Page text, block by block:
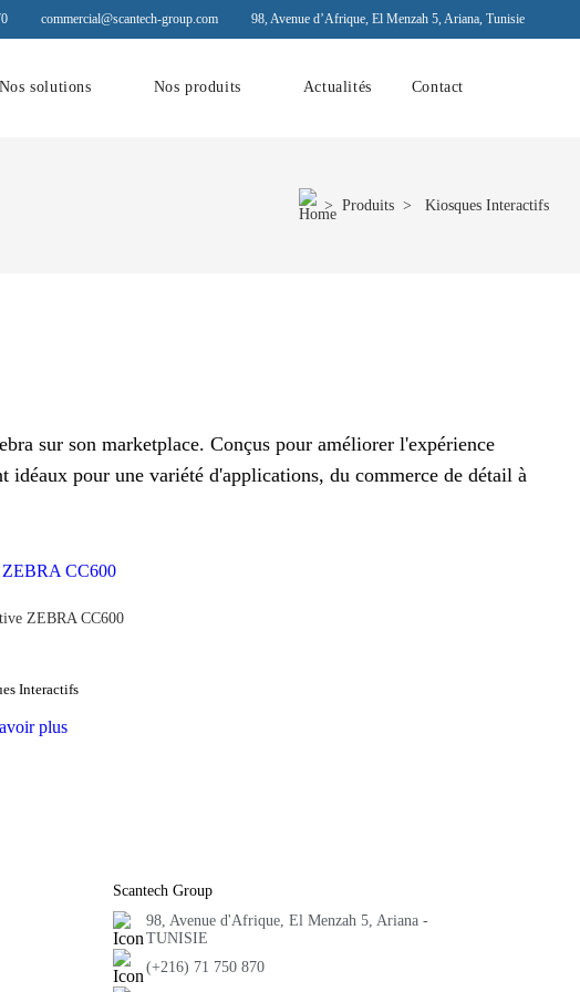
commercial@scantech-group.com 98, Avenue d’Afrique, El Menzah 5, Ariana, Tunisie
Nos solutions Nos produits Actualités Contact
> Produits > Kiosques Interactifs
sur son marketplace. Conçus pour améliorer l'expérience
pour une variété d'applications, du commerce de détail à
ZEBRA CC600
Interactifs
plus
Scantech Group
98, Avenue d'Afrique, El Menzah 5, Ariana -
TUNISIE
(+216) 71 750 870